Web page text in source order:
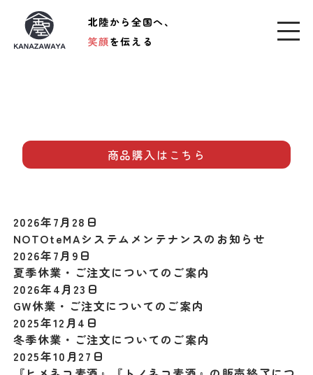
北陸から全国へ、
笑顔を伝える
商品購入はこちら
2026年7月28日
NOTOteMAシステムメンテナンスのお知らせ
2026年7月9日
夏季休業・ご注文についてのご案内
2026年4月23日
GW休業・ご注文についてのご案内
2025年12月4日
冬季休業・ご注文についてのご案内
2025年10月27日